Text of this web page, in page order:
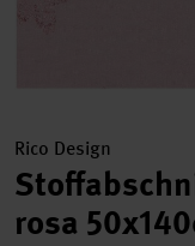
Rico Design
rosa